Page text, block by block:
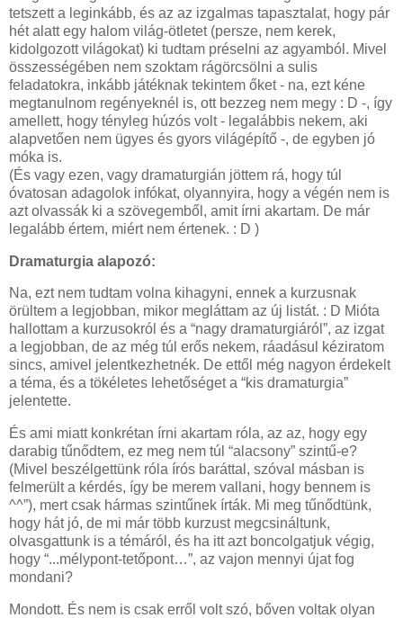
tetszett a leginkább, és az az izgalmas tapasztalat, hogy pár
hét alatt egy halom világ-ötletet (persze, nem kerek,
kidolgozott világokat) ki tudtam préselni az agyamból. Mivel
összességében nem szoktam rágörcsölni a sulis
feladatokra, inkább játéknak tekintem őket - na, ezt kéne
megtanulnom regényeknél is, ott bezzeg nem megy : D -, így
amellett, hogy tényleg húzós volt - legalábbis nekem, aki
alapvetően nem ügyes és gyors világépítő -, de egyben jó
móka is.
(És vagy ezen, vagy dramaturgián jöttem rá, hogy túl
óvatosan adagolok infókat, olyannyira, hogy a végén nem is
azt olvassák ki a szövegemből, amit írni akartam. De már
legalább értem, miért nem értenek. : D )
Dramaturgia alapozó:
Na, ezt nem tudtam volna kihagyni, ennek a kurzusnak
örültem a legjobban, mikor megláttam az új listát. : D Mióta
hallottam a kurzusokról és a “nagy dramaturgiáról”, az izgat
a legjobban, de az még túl erős nekem, ráadásul kéziratom
sincs, amivel jelentkezhetnék. De ettől még nagyon érdekelt
a téma, és a tökéletes lehetőséget a “kis dramaturgia”
jelentette.
És ami miatt konkrétan írni akartam róla, az az, hogy egy
darabig tűnődtem, ez meg nem túl “alacsony” szintű-e?
(Mivel beszélgettünk róla írós baráttal, szóval másban is
felmerült a kérdés, így be merem vallani, hogy bennem is
^^”), mert csak hármas szintűnek írták. Mi meg tűnődtünk,
hogy hát jó, de mi már több kurzust megcsináltunk,
olvasgattunk is a témáról, és ha itt azt boncolgatjuk végig,
hogy “...mélypont-tetőpont…”, az vajon mennyi újat fog
mondani?
Mondott. És nem is csak erről volt szó, bőven voltak olyan